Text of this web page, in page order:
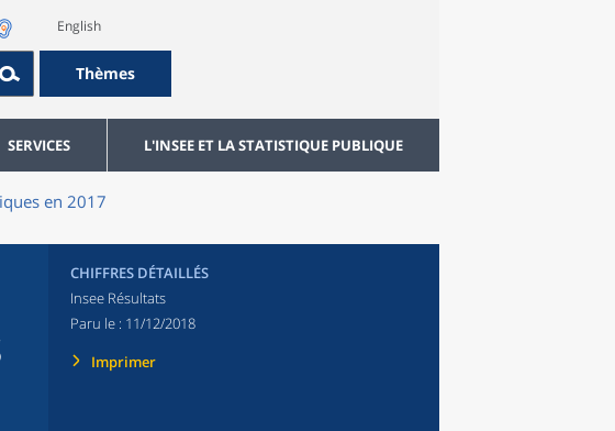
English
Thèmes
SERVICES L'INSEE ET LA STATISTIQUE PUBLIQUE
en 2017
CHIFFRES DÉTAILLÉS
Insee Résultats
Paru le : 11/12/2018
Imprimer